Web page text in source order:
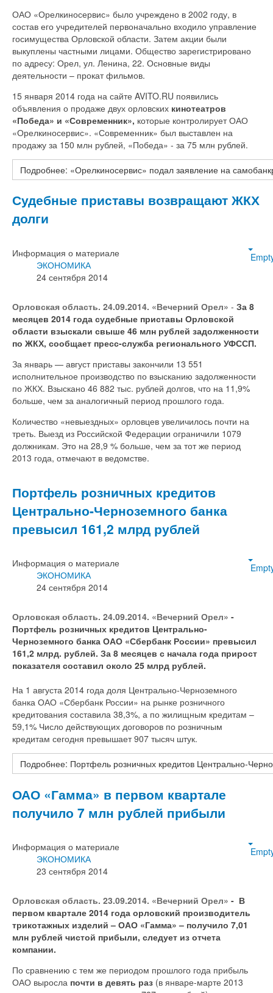
ОАО «Орелкиносервис» было учреждено в 2002 году, в
состав его учредителей первоначально входило управление
госимущества Орловской области. Затем акции были
выкуплены частными лицами. Общество зарегистрировано
по адресу: Орел, ул. Ленина, 22. Основные виды
деятельности – прокат фильмов.
15 января 2014 года на сайте AVITO.RU появились
объявления о продаже двух орловских кинотеатров
«Победа» и «Современник», которые контролирует ОАО
«Орелкиносервис». «Современник» был выставлен на
продажу за 150 млн рублей, «Победа» - за 75 млн рублей.
Подробнее: «Орелкиносервис» подал заявление на
Судебные приставы возвращают ЖКХ
долги
Информация о материале
ЭКОНОМИКА
24 сентября 2014
Орловская область. 24.09.2014. «Вечерний Орел» - За 8
месяцев 2014 года судебные приставы Орловской
области взыскали свыше 46 млн рублей задолженности
по ЖКХ, сообщает пресс-служба регионального УФССП.
За январь — август приставы закончили 13 551
исполнительное производство по взысканию задолженности
по ЖКХ. Взыскано 46 882 тыс. рублей долгов, что на 11,9%
больше, чем за аналогичный период прошлого года.
Количество «невыездных» орловцев увеличилось почти на
треть. Выезд из Российской Федерации ограничили 1079
должникам. Это на 28,9 % больше, чем за тот же период
2013 года, отмечают в ведомстве.
Портфель розничных кредитов
Центрально-Черноземного банка
превысил 161,2 млрд рублей
Информация о материале
ЭКОНОМИКА
24 сентября 2014
Орловская область. 24.09.2014. «Вечерний Орел» -
Портфель розничных кредитов Центрально-
Черноземного банка ОАО «Сбербанк России» превысил
161,2 млрд. рублей. За 8 месяцев с начала года прирост
показателя составил около 25 млрд рублей.
На 1 августа 2014 года доля Центрально-Черноземного
банка ОАО «Сбербанк России» на рынке розничного
кредитования составила 38,3%, а по жилищным кредитам –
59,1% Число действующих договоров по розничным
кредитам сегодня превышает 907 тысяч штук.
Подробнее: Портфель розничных кредитов Центрально-
ОАО «Гамма» в первом квартале
получило 7 млн рублей прибыли
Информация о материале
ЭКОНОМИКА
23 сентября 2014
Орловская область. 23.09.2014. «Вечерний Орел» - В
первом квартале 2014 года орловский производитель
трикотажных изделий – ОАО «Гамма»– получило 7,01
млн рублей чистой прибыли, следует из отчета
компании.
По сравнению с тем же периодом прошлого года прибыль
ОАО выросла почти в девять раз (в январе-марте 2013